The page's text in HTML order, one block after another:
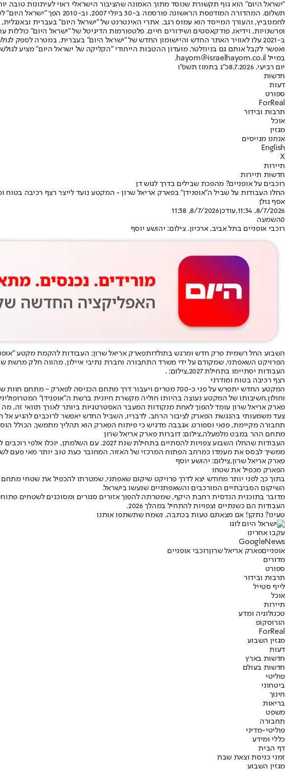
"ישראל היום" הוא גוף תקשורת שנוסד מתוך האמונה שהציבור הישראלי ראוי לעיתונות טובה
תשלום. המהדורה המודפסת
ופרשנויות, וידיאו, פודקאסטים ושידורים חיים. פלטפורמות הדיגיטל של "ישראל היום" כוללות
ב-2021 עלו לאוויר האתר החדש והיישומון החדש של "ישראל היום" בעברית, במטרה
ואפשר לקבל אותם גם בניוזלטר. מועדון ההטבות הייחודי "הקליקה של ישראל היום" מציע
במייל hayom@israelhayom.co.il.
יום רביעי, 8.7.2026
כ"ג בתמוז תשפ"ו
חדשות
דעות
ספורט
ForReal
תרבות ובידור
אוכל
מגזין
אנחנו מגייסים
English
X
תיירות
חדשות תיירות
רוכבים על אופניים? מהפכת שבילים בדרך לגוש דן
החלו העבודות על שביל ה"אופנידן" בפארק אריאל שרון • המקטע נועד לייצר רצף רכיבה בטוח
אסף גולן
8/7/2026, 11:34
,עודכן8/7/2026, 11:38
0השמעה
רוכבי אופניים בתל אביב, ארכיון. צילום: יהושע יוסף
השבוע החל רשמית פרק חדש ומרגש בתולדותפארק אריאל שרון: העבודות להקמת מקטע
הפרויקט השאפתני, שמקודם על ידי משרד התחבורה וחברת נתיבי איילון, מהווה חלק מרשת
העבודות יסתיימו בתחילת 2027,צילום: .
רצף רכיבה בטוח ומודרני
המקטע החדש יתפרש על פני כ-700 מטרים ויעבור דרך מתחם הכניסה לפארק - מתחם חוות שלם. השקעה של מיליוני שקלים מוזרמת למיזם זה, ש
וחולון.חשיבותו של המקטע נעוצה בהיותו חוליה מקשרת חיונית ברשת ה"אופנידן"
פארק אריאל שרון עומד להפוך לאחת מנקודות המעבר האסטרטגיות ביותר לאורך תוואי זה,
צעד משמעותי בהנגשת הפארק לציבור הרחב. לדבריו, השביל החדש יאפשר לרוכבים להגיע
תחבורה מקיימת, פנאי וספורט. אגבבה מדגיש כי פיתוח הפארק הוא תהליך מתמשך, הכולל
מתחם ההר במבט מלמעלה,צילום: דוברות פארק אריאל שרון
העבודות שהחלו השבוע צפויות להסתיים
ממשיך לבסס את מעמדו כמרחב הפתוח המרכזי של האזור, המחובר כעת טוב יותר מאי פעם
פארק אריאל שרון,צילום: יהושע יוסף
הפארק מכפיל את שטחו
בתוך כך, לפני יותר מחודש יצא לדרך פרויקט שיקום שאפתני, שמטרתו להכפיל את שטחי
השיקום הסביבתיים המורכבים והשאפתניים שנעשו בישראל.
מדובר בתוכנית הנדסית רחבת היקף, שמטרתה להפוך אזורים סגורים ומסוכנים לשטחים
העבודות הם כשנתיים וצפויות להתחיל במהלך 2026.
טעינו? נתקן! אם מצאתם טעות בכתבה, נשמח שתשתפו אותנו
עקבו אחרינו
Googl eNews
אופנייםפארק אריאל שרוןרוכבי אופניים
מדורים
ספורט
תרבות ובידור
לייף סטייל
אוכל
תיירות
טכנולוגיה ומדע
הורוסקופ
ForReal
מגזין השבוע
דעות
חדשות בארץ
חדשות בעולם
פוליטי
ביטחוני
חינוך
בריאות
משפט
תחבורה
פוליטי-מדיני
כללי ומידע
דף הבית
זמני כניסת וצאת שבת
מגזין השבוע